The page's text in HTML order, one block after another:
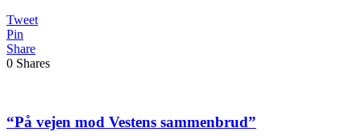
Tweet
Pin
Share
0 Shares
“På vejen mod Vestens sammenbrud”